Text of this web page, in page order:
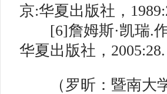
京:华夏出版社，
[6]詹姆斯·凯瑞.
华夏出版社，2005:28.
（罗昕：暨南大学